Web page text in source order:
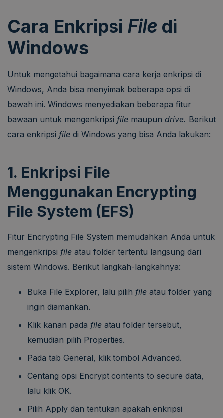
Cara Enkripsi File di
Windows
Untuk mengetahui bagaimana cara kerja enkripsi di
Windows, Anda bisa menyimak beberapa opsi di
bawah ini. Windows menyediakan beberapa fitur
bawaan untuk mengenkripsi file maupun drive. Berikut
cara enkripsi file di Windows yang bisa Anda lakukan:
1. Enkripsi File
Menggunakan Encrypting
File System (EFS)
Fitur Encrypting File System memudahkan Anda untuk
mengenkripsi file atau folder tertentu langsung dari
sistem Windows. Berikut langkah-langkahnya:
Buka File Explorer, lalu pilih file atau folder yang
ingin diamankan.
Klik kanan pada file atau folder tersebut,
kemudian pilih Properties.
Pada tab General, klik tombol Advanced.
Centang opsi Encrypt contents to secure data,
lalu klik OK.
Pilih Apply dan tentukan apakah enkripsi